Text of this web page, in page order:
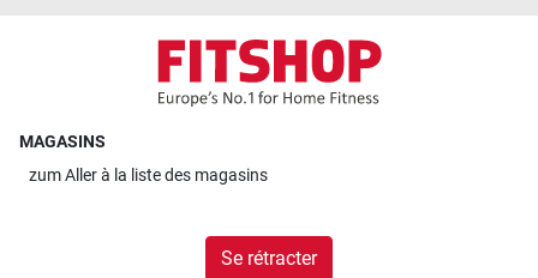
MAGASINS
zumAller à la liste des magasins
Se rétracter